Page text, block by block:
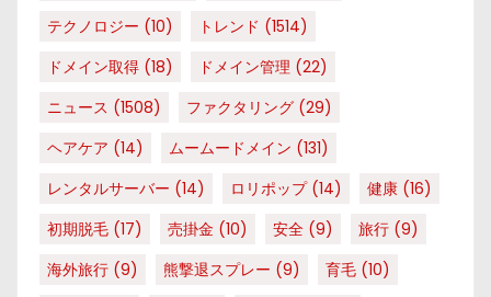
テクノロジー (10) トレンド (1514)
ドメイン取得 (18) ドメイン管理 (22)
ニュース (1508) ファクタリング (29)
ヘアケア (14) ムームードメイン (131)
レンタルサーバー (14) ロリポップ(14) 健康 (16)
初期脱毛 (17) 売掛金 (10) 安全 (9) 旅行 (9)
海外旅行 (9) 熊撃退スプレー (9) 育毛 (10)